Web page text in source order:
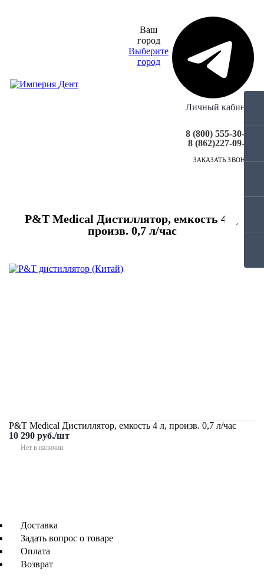
Ваш
город
Выберите
город
Личный кабинет
8 (800) 555-30-98
8 (862)227-09-90
ЗАКАЗАТЬ ЗВОНОК
P&T Medical Дистиллятор, емкость 4 л,
произв. 0,7 л/час
P&T Medical Дистиллятор, емкость 4 л, произв. 0,7 л/час
10 290 руб./шт
Нет в наличии
Доставка
Задать вопрос о товаре
Оплата
Возврат